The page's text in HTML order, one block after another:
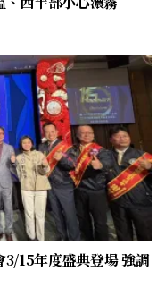
15年度盛典登場 強調